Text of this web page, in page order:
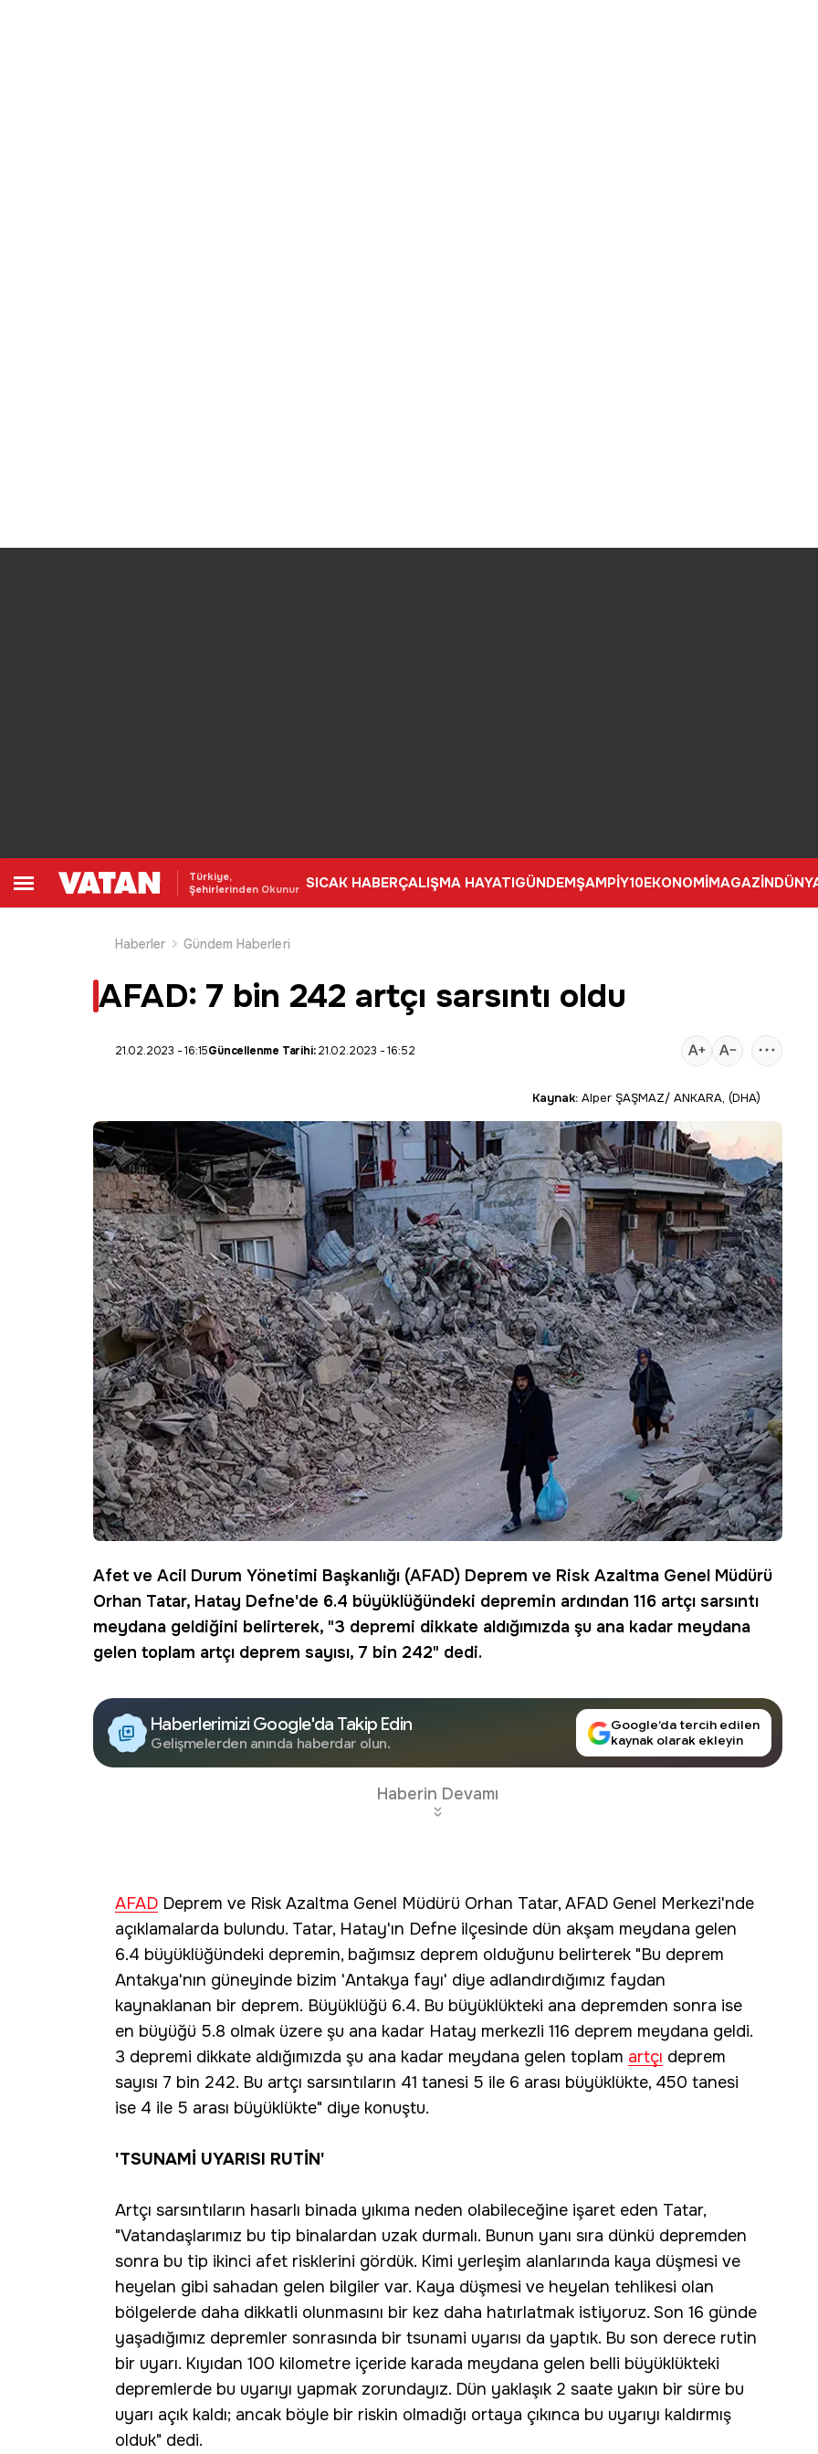
Türkiye,
Şehirlerinden Okunur SICAK HABERÇALIŞMA HAYATIGÜNDEMŞAMPİY10EKONOMİMAGAZİN
Haberler
Gündem Haberleri
AFAD: 7 bin 242 artçı sarsıntı oldu
21.02.2023 - 16:15Güncellenme Tarihi:21.02.2023 - 16:52
Kaynak: Alper ŞAŞMAZ/ ANKARA, (DHA)
Afet ve Acil Durum Yönetimi Başkanlığı (AFAD) Deprem ve Risk Azaltma Genel Müdürü
Orhan Tatar, Hatay Defne'de 6.4 büyüklüğündeki depremin ardından 116 artçı sarsıntı
meydana geldiğini belirterek, "3 depremi dikkate aldığımızda şu ana kadar meydana
gelen toplam artçı deprem sayısı, 7 bin 242" dedi.
Haberlerimizi Google'da Takip Edin
Gelişmelerden anında haberdar olun.
Google’da tercih edilen
kaynak olarak ekleyin
Haberin Devamı
AFAD Deprem ve Risk Azaltma Genel Müdürü Orhan Tatar, AFAD Genel Merkezi'nde
açıklamalarda bulundu. Tatar, Hatay'ın Defne ilçesinde dün akşam meydana gelen
6.4 büyüklüğündeki depremin, bağımsız deprem olduğunu belirterek "Bu deprem
Antakya'nın güneyinde bizim 'Antakya fayı' diye adlandırdığımız faydan
kaynaklanan bir deprem. Büyüklüğü 6.4. Bu büyüklükteki ana depremden sonra ise
en büyüğü 5.8 olmak üzere şu ana kadar Hatay merkezli 116 deprem meydana geldi.
3 depremi dikkate aldığımızda şu ana kadar meydana gelen toplam artçı deprem
sayısı 7 bin 242. Bu artçı sarsıntıların 41 tanesi 5 ile 6 arası büyüklükte, 450 tanesi
ise 4 ile 5 arası büyüklükte" diye konuştu.
'TSUNAMİ UYARISI RUTİN'
Artçı sarsıntıların hasarlı binada yıkıma neden olabileceğine işaret eden Tatar,
"Vatandaşlarımız bu tip binalardan uzak durmalı. Bunun yanı sıra dünkü depremden
sonra bu tip ikinci afet risklerini gördük. Kimi yerleşim alanlarında kaya düşmesi ve
heyelan gibi sahadan gelen bilgiler var. Kaya düşmesi ve heyelan tehlikesi olan
bölgelerde daha dikkatli olunmasını bir kez daha hatırlatmak istiyoruz. Son 16 günde
yaşadığımız depremler sonrasında bir tsunami uyarısı da yaptık. Bu son derece rutin
bir uyarı. Kıyıdan 100 kilometre içeride karada meydana gelen belli büyüklükteki
depremlerde bu uyarıyı yapmak zorundayız. Dün yaklaşık 2 saate yakın bir süre bu
uyarı açık kaldı; ancak böyle bir riskin olmadığı ortaya çıkınca bu uyarıyı kaldırmış
olduk" dedi.